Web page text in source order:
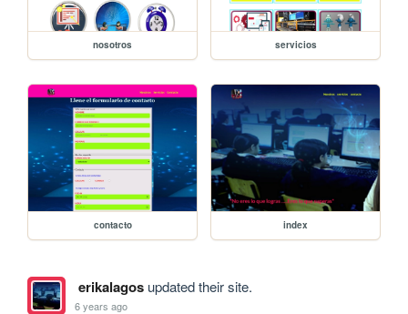
nosotros servicios
contacto index
erikalagosupdated their site.
6 years ago